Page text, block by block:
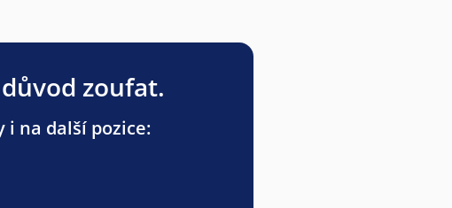
zoufat.
i na další pozice: